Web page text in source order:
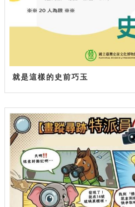
就是這樣的史前巧玉